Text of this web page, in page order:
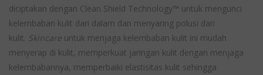
diciptakan dengan Clean Shield Technology™ untuk mengunci
kelembaban kulit dari dalam dan menyaring polusi dari
kulit. Skincare untuk menjaga kelembaban kulit ini mudah
menyerap di kulit, memperkuat jaringan kulit dengan menjaga
kelembabannya, memperbaiki elastisitas kulit sehingga